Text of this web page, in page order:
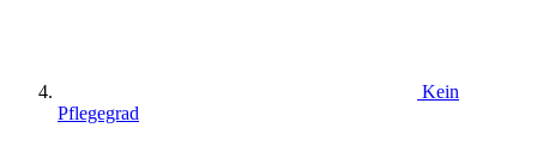
Kein
Pflegegrad